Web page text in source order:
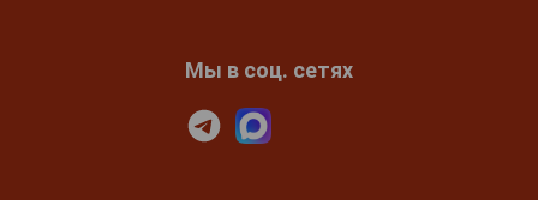
Мы в соц. сетях